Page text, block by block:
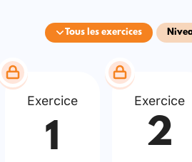
Tous les exercices
Exercice
1
Exercice
2